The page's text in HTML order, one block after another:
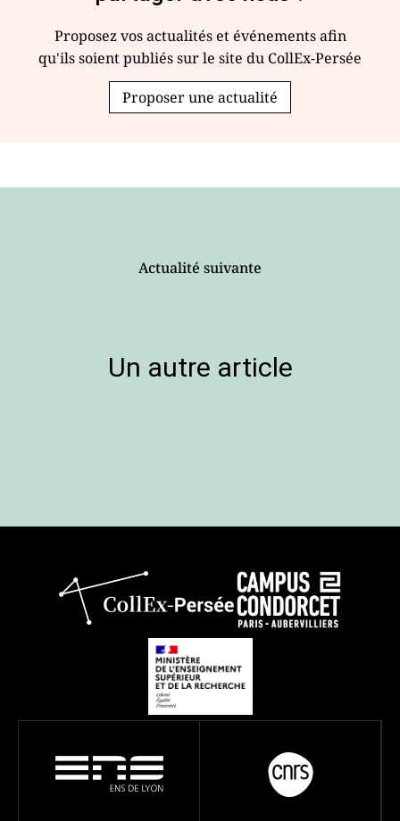
Proposez vos actualités et événements afin
qu'ils soient publiés sur le site du CollEx-Persée
Proposer une actualité
Actualité suivante
Un autre article